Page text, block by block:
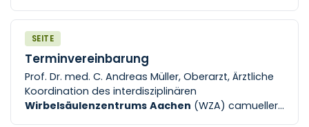
SEITE
Terminvereinbarung
Prof. Dr. med. C. Andreas Müller, Oberarzt, Ärztliche
Koordination des interdisziplinären
Wirbelsäulenzentrums Aachen (WZA) camueller